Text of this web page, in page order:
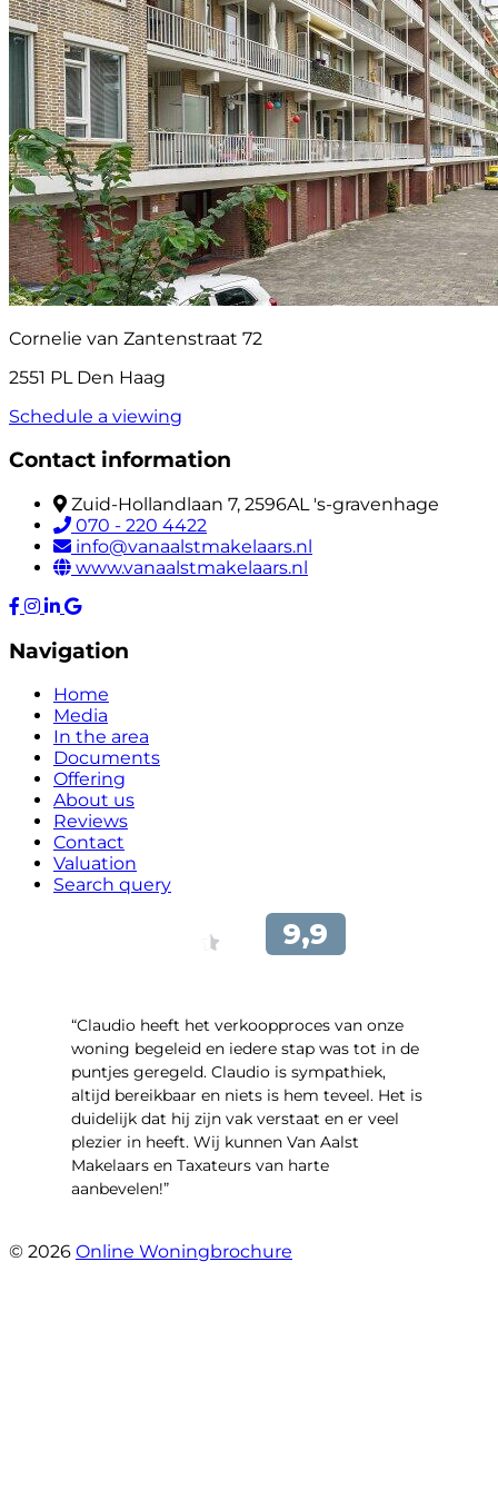
Cornelie van Zantenstraat 72
2551 PL Den Haag
Schedule a viewing
Contact information
Zuid-Hollandlaan 7, 2596AL 's-gravenhage
070 - 220 4422
info@vanaalstmakelaars.nl
www.vanaalstmakelaars.nl
Navigation
Home
Media
In the area
Documents
Offering
About us
Reviews
Contact
Valuation
Search query
“Claudio heeft het verkoopproces van onze
woning begeleid en iedere stap was tot in de
puntjes geregeld. Claudio is sympathiek,
altijd bereikbaar en niets is hem teveel. Het is
duidelijk dat hij zijn vak verstaat en er veel
plezier in heeft. Wij kunnen Van Aalst
Makelaars en Taxateurs van harte
aanbevelen!”
© 2026 Online Woningbrochure